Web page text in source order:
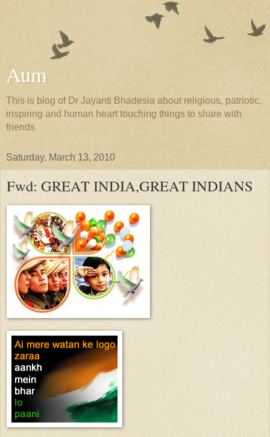
Aum
This is blog of Dr Jayanti Bhadesia about religious, patriotic,
inspiring and human heart touching things to share with
friends
Saturday, March 13, 2010
Fwd: GREAT INDIA,GREAT INDIANS